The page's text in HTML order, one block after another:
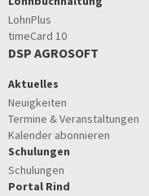
LohnPlus
timeCard 10
DSP AGROSOFT
Aktuelles
Neuigkeiten
Termine & Veranstaltungen
Kalender abonnieren
Schulungen
Schulungen
Portal Rind